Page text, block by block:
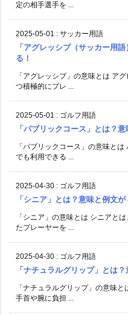
定の相手選手を ...
2025-05-01 : サッカー用語
「アグレッシブ（サッカー用
る！
「アグレッシブ」の意味とは ア
つ積極的にプレ ...
2025-05-01 : ゴルフ用語
「パブリックコース」とは？
「パブリックコース」の意味と
でも利用できる ...
2025-04-30 : ゴルフ用語
「シニア」とは？意味と例文が
「シニア」の意味とは シニアと
たプレーヤーを ...
2025-04-30 : ゴルフ用語
「ナチュラルグリップ」とは
「ナチュラルグリップ」の意味
手首や腕に負担 ...